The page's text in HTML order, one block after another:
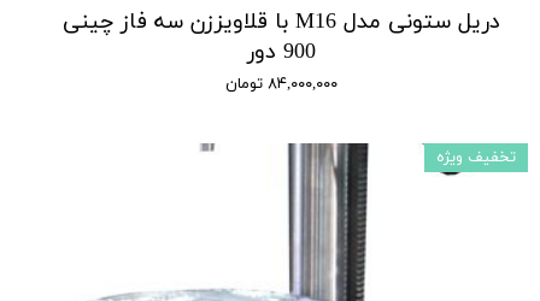
دریل ستونی مدل M16 با قلاویززن سه فاز چینی
900 دور
۸۴,۰۰۰,۰۰۰ تومان
تخفیف ویژه